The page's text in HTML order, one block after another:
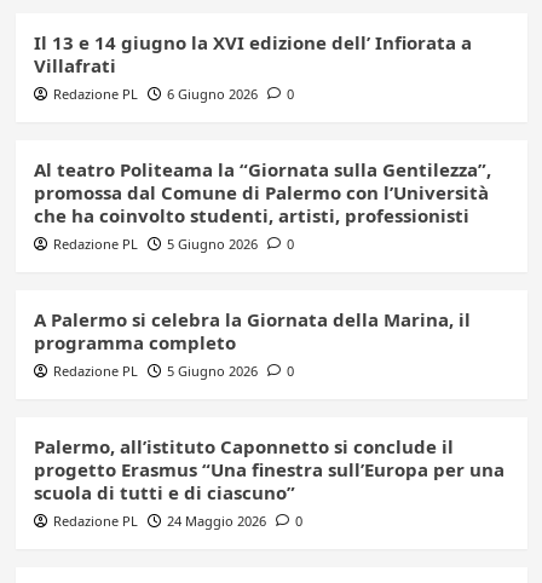
Il 13 e 14 giugno la XVI edizione dell’ Infiorata a
Villafrati
Redazione PL 6 Giugno 2026 0
Al teatro Politeama la “Giornata sulla Gentilezza”,
promossa dal Comune di Palermo con l’Università
che ha coinvolto studenti, artisti, professionisti
Redazione PL 5 Giugno 2026 0
A Palermo si celebra la Giornata della Marina, il
programma completo
Redazione PL 5 Giugno 2026 0
Palermo, all’istituto Caponnetto si conclude il
progetto Erasmus “Una finestra sull’Europa per una
scuola di tutti e di ciascuno”
Redazione PL 24 Maggio 2026 0